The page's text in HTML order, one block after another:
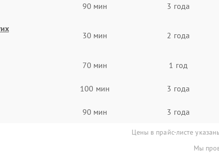
90 мин 3 года
30 мин 2 года
70 мин 1 год
100 мин 3 года
90 мин 3 года
Цены в прайс-листе
Мы